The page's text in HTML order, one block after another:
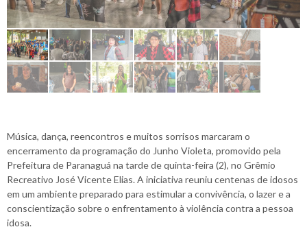
Música, dança, reencontros e muitos sorrisos marcaram o
encerramento da programação do Junho Violeta, promovido pela
Prefeitura de Paranaguá na tarde de quinta-feira (2), no Grêmio
Recreativo José Vicente Elias. A iniciativa reuniu centenas de idosos
em um ambiente preparado para estimular a convivência, o lazer e a
conscientização sobre o enfrentamento à violência contra a pessoa
idosa.